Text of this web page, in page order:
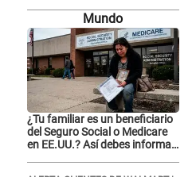
a estar conmigo, no pasa nada"
Mundo
¿Tu familiar es un beneficiario
del Seguro Social o Medicare
en EE.UU.? Así debes informar